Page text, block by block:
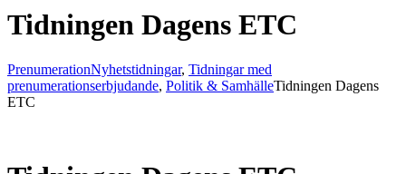
Tidningen Dagens ETC
PrenumerationNyhetstidningar, Tidningar med
prenumerationserbjudande, Politik & SamhälleTidningen Dagens
ETC